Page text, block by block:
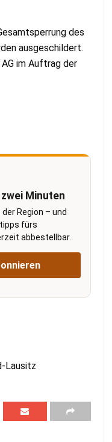
des
ausgeschildert.
im Auftrag der
Minuten
Region – und
fürs
abbestellbar.
Lausitz